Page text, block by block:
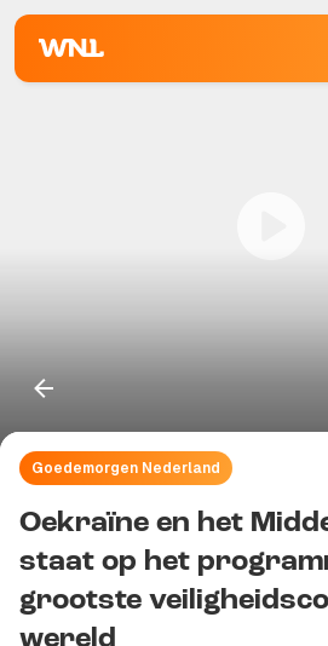
Goedemorgen Nederland
Oekraïne en het
staat op het
grootste